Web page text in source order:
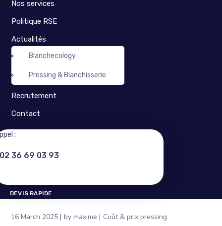
Nos services
Politique RSE
Actualités
Blanchecology
Pressing & Blanchisserie
Recrutement
Contact
:
02 36 69 03 93
DEVIS RAPIDE
16 March 2025 bymaxime Coût & prix pressing